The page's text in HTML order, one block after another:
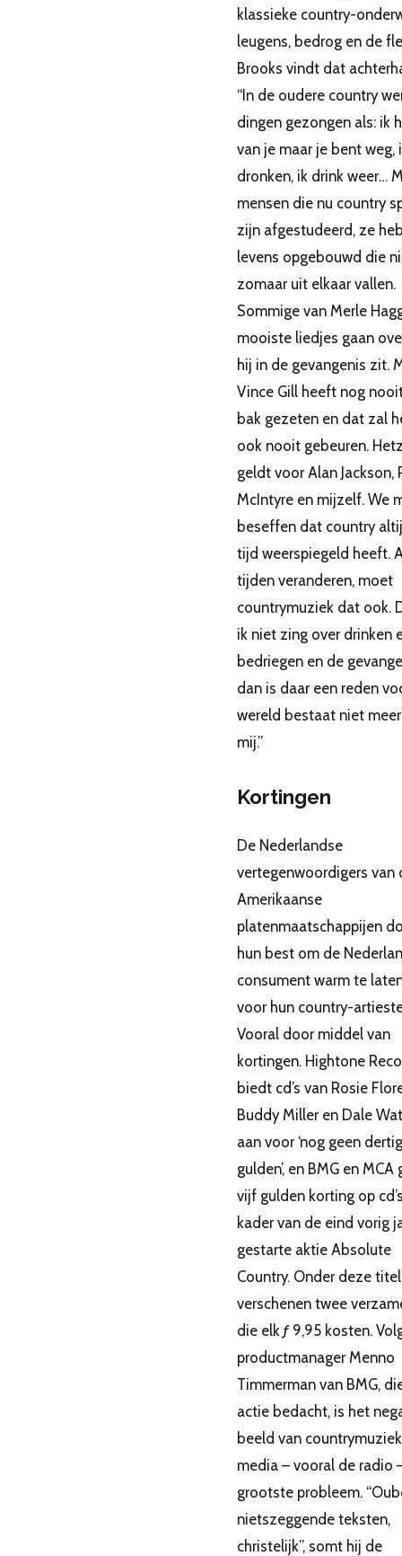
klassieke country-
leugens, bedrog en de
Brooks vindt dat
“In de oudere country
dingen gezongen als: ik
van je maar je bent weg,
dronken, ik drink weer…
mensen die nu country
zijn afgestudeerd, ze
levens opgebouwd die
zomaar uit elkaar vallen.
Sommige van Merle
mooiste liedjes gaan
hij in de gevangenis zit.
Vince Gill heeft nog
bak gezeten en dat zal
ook nooit gebeuren.
geldt voor Alan Jackson,
McIntyre en mijzelf. We
beseffen dat country
tijd weerspiegeld heeft.
tijden veranderen, moet
countrymuziek dat ook.
ik niet zing over drinken
bedriegen en de
dan is daar een reden
wereld bestaat niet
mij.”
Kortingen
De Nederlandse
vertegenwoordigers van
Amerikaanse
platenmaatschappijen
hun best om de
consument warm te
voor hun country-
Vooral door middel van
kortingen. Hightone
biedt cd’s van Rosie
Buddy Miller en Dale
aan voor ‘nog geen dertig
gulden’, en BMG en MCA
vijf gulden korting op
kader van de eind vorig
gestarte aktie Absolute
Country. Onder deze titel
verschenen twee
die elk ƒ 9,95 kosten.
productmanager Menno
Timmerman van BMG,
actie bedacht, is het
beeld van
media – vooral de radio
grootste probleem.
nietszeggende teksten,
christelijk”, somt hij de